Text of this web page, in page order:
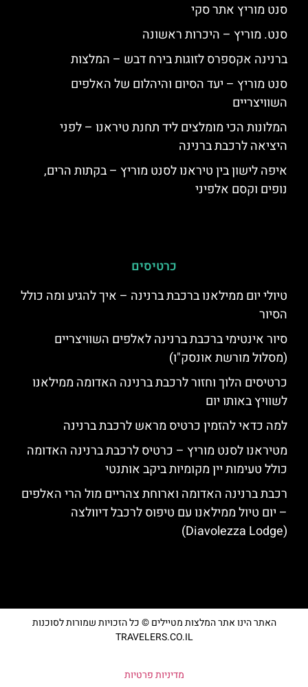
סנט מוריץ אתר סקי
סנט. מוריץ – היכרות ראשונה
ברנינה אקספרס לזוגות בירח דבש – המלצות
סנט מוריץ – יעד הסיום והיהלום של האלפים
השוויצריים
המלונות הכי מומלצים ליד תחנת טיראנו – לפני
היציאה לרכבת ברנינה
איפה לישון בין טיראנו לסנט מוריץ – בקתות הרים,
נופים וקסם אלפיני
כרטיסים
טיולי יום ממילאנו ברכבת ברנינה – איך להגיע ומה כולל
הסיור
סיור אינטימי ברכבת ברנינה לאלפים השוויצריים
(מסלול מורשת אונסק"ו)
כרטיסים הלוך וחזור לרכבת ברנינה האדומה ממילאנו
לשוויץ באותו יום
למה כדאי להזמין כרטיס מראש לרכבת ברנינה
מטיראנו לסנט מוריץ – כרטיס לרכבת ברנינה האדומה
כולל טעימות יין מקומיות ביקב אותנטי
רכבת ברנינה האדומה וארוחת צהריים מול הרי האלפים
– יום טיול ממילאנו עם טיפוס לרכבל דיוולצה
(Diavolezza Lodge)
האתר הינו אתר המלצות מטיילים © כל הזכויות שמורות לסוכנות
TRAVELERS.CO.IL
מדיניות פרטיות